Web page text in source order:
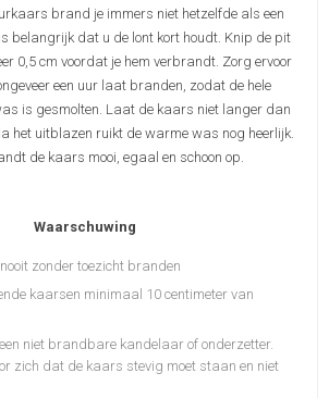
brand je immers niet hetzelfde als een
belangrijk dat u de lont kort houdt. Knip de pit
0,5 cm voordat je hem verbrandt. Zorg ervoor
een uur laat branden, zodat de hele
is gesmolten. Laat de kaars niet langer dan
het uitblazen ruikt de warme was nog heerlijk.
de kaars mooi, egaal en schoon op.
Waarschuwing
zonder toezicht branden
kaarsen minimaal 10 centimeter van
niet brandbare kandelaar of onderzetter.
zich dat de kaars stevig moet staan en niet